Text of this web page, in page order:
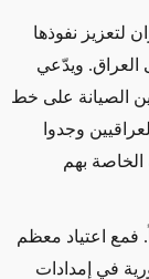
لتعزيز نفوذها
العراق. ويدّعي
الصيانة على خط
وجدوا
الخاصة بهم
فمع اعتياد معظم
في إمدادات